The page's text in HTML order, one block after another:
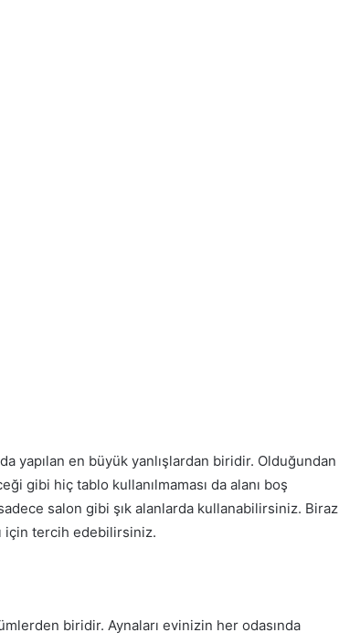
yapılan en büyük yanlışlardan biridir. Olduğundan
gibi hiç tablo kullanılmaması da alanı boş
salon gibi şık alanlarda kullanabilirsiniz. Biraz
için tercih edebilirsiniz.
biridir. Aynaları evinizin her odasında